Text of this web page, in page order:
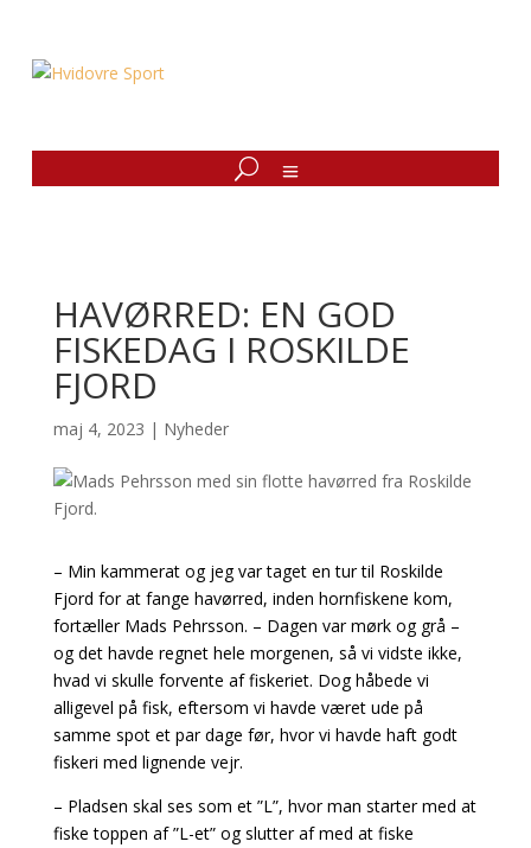
HAVØRRED: EN GOD
FISKEDAG I ROSKILDE
FJORD
maj 4, 2023 | Nyheder
– Min kammerat og jeg var taget en tur til Roskilde
Fjord for at fange havørred, inden hornfiskene kom,
fortæller Mads Pehrsson. – Dagen var mørk og grå –
og det havde regnet hele morgenen, så vi vidste ikke,
hvad vi skulle forvente af fiskeriet. Dog håbede vi
alligevel på fisk, eftersom vi havde været ude på
samme spot et par dage før, hvor vi havde haft godt
fiskeri med lignende vejr.
– Pladsen skal ses som et ”L”, hvor man starter med at
fiske toppen af ”L-et” og slutter af med at fiske